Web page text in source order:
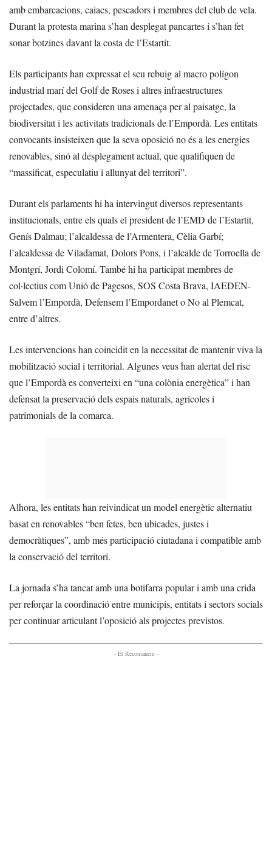
amb embarcacions, caiacs, pescadors i membres del club de vela.
Durant la protesta marina s’han desplegat pancartes i s’han fet
sonar botzines davant la costa de l’Estartit.
Els participants han expressat el seu rebuig al macro polígon
industrial marí del Golf de Roses i altres infraestructures
projectades, que consideren una amenaça per al paisatge, la
biodiversitat i les activitats tradicionals de l’Empordà. Les entitats
convocants insisteixen que la seva oposició no és a les energies
renovables, sinó al desplegament actual, que qualifiquen de
“massificat, especulatiu i allunyat del territori”.
Durant els parlaments hi ha intervingut diversos representants
institucionals, entre els quals el president de l’EMD de l’Estartit,
Genís Dalmau; l’alcaldessa de l’Armentera, Cèlia Garbí;
l’alcaldessa de Viladamat, Dolors Pons, i l’alcalde de Torroella de
Montgrí, Jordi Colomí. També hi ha participat membres de
col·lectius com Unió de Pagesos, SOS Costa Brava, IAEDEN-
Salvem l’Empordà, Defensem l’Empordanet o No al Plemcat,
entre d’altres.
Les intervencions han coincidit en la necessitat de mantenir viva la
mobilització social i territorial. Algunes veus han alertat del risc
que l’Empordà es converteixi en “una colònia energètica” i han
defensat la preservació dels espais naturals, agrícoles i
patrimonials de la comarca.
Alhora, les entitats han reivindicat un model energètic alternatiu
basat en renovables “ben fetes, ben ubicades, justes i
democràtiques”, amb més participació ciutadana i compatible amb
la conservació del territori.
La jornada s’ha tancat amb una botifarra popular i amb una crida
per reforçar la coordinació entre municipis, entitats i sectors socials
per continuar articulant l’oposició als projectes previstos.
- Et Recomanem -